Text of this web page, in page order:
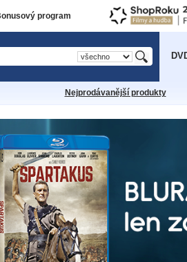
program
Nejprodávanější produkty